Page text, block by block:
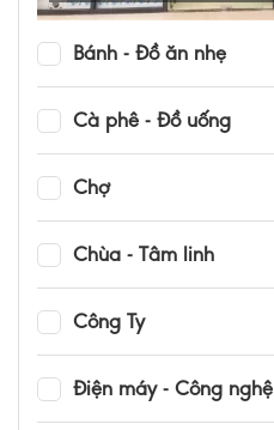
Bánh - Đồ ăn nhẹ
Cà phê - Đồ uống
Chợ
Chùa - Tâm linh
Công Ty
Điện máy - Công nghệ